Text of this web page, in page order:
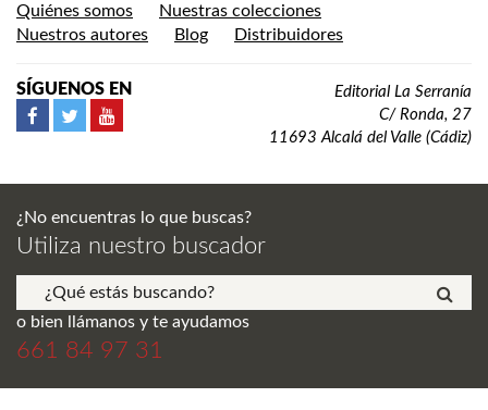
Quiénes somos
Nuestras colecciones
Nuestros autores
Blog Distribuidores
SÍGUENOS EN
Editorial La Serranía
C/ Ronda, 27
11693 Alcalá del Valle (Cádiz)
¿No encuentras lo que buscas?
Utiliza nuestro buscador
o bien llámanos y te ayudamos
661 84 97 31